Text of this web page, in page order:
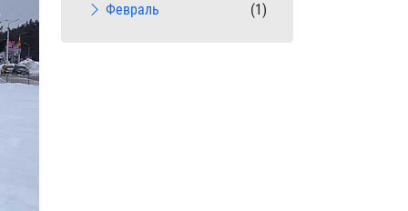
Февраль
(1)